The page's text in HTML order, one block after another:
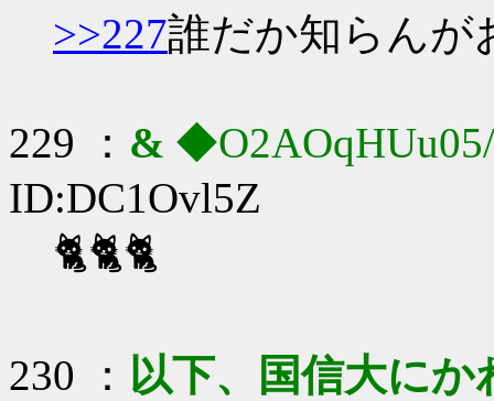
>>227誰だか知らんが
229 ： &
ID:DC1Ovl5Z
🐈🐈🐈
230 ： 以下、国信大に